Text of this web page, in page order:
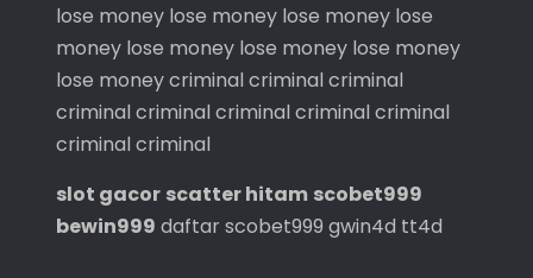
lose money lose money lose money lose
money lose money lose money lose money
lose moneycriminal criminal criminal
criminal criminal criminal criminal criminal
criminal criminal
slot gacor scatter hitam scobet999
bewin999 daftar scobet999 gwin4d tt4d